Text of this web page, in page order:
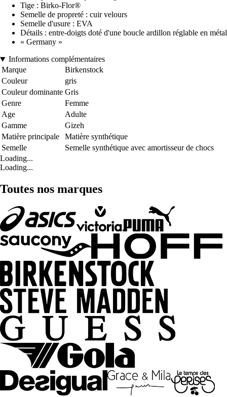
Tige : Birko-Flor®
Semelle de propreté : cuir velours
Semelle d'usure : EVA
Détails : entre-doigts doté d'une boucle ardillon réglable en métal
« Germany »
Informations complémentaires
Marque
Birkenstock
Couleur
gris
Couleur dominante Gris
Genre
Femme
Age
Adulte
Gamme
Gizeh
Matière principale
Matière synthétique
Semelle
Semelle synthétique avec amortisseur de chocs
Loading...
Loading...
Toutes nos marques